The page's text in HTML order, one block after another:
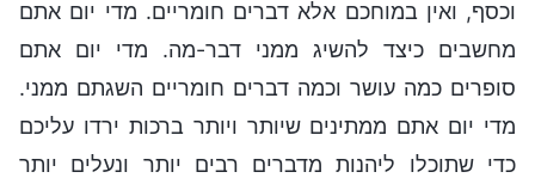
וכסף, ואין במוחכם אלא דברים חומריים. מדי יום אתם
מחשבים כיצד להשיג ממני דבר-מה. מדי יום אתם
סופרים כמה עושר וכמה דברים חומריים השגתם ממני.
מדי יום אתם ממתינים שיותר ויותר ברכות ירדו עליכם
כדי שתוכלו ליהנות מדברים רבים יותר ונעלים יותר